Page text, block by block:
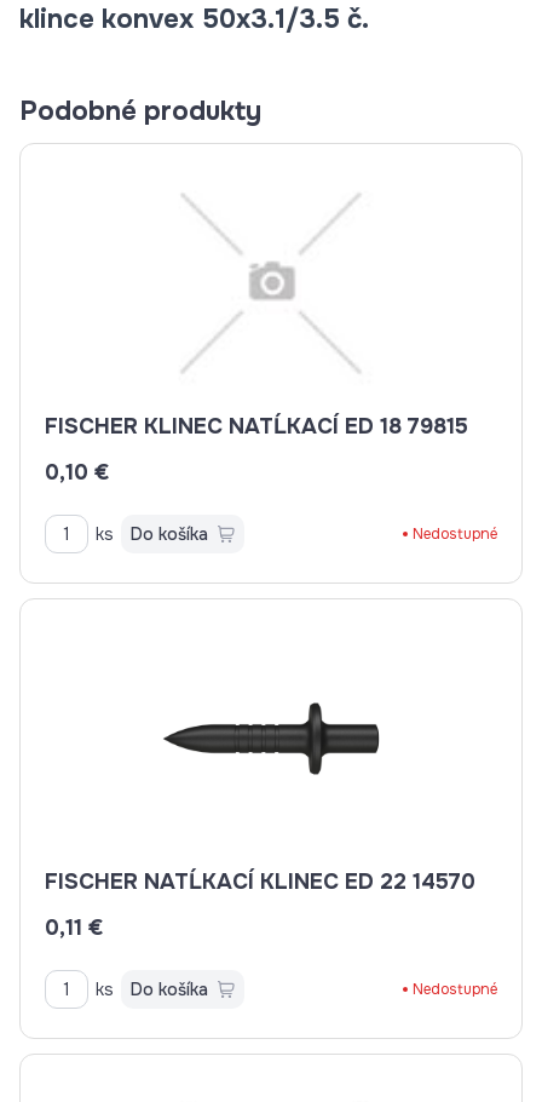
klince konvex 50x3.1/3.5 č.
Podobné produkty
FISCHER KLINEC NATĹKACÍ ED 18 79815
0,10 €
ks Do košíka Nedostupné
FISCHER NATĹKACÍ KLINEC ED 22 14570
0,11 €
ks Do košíka Nedostupné